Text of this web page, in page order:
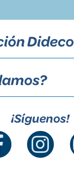
Dideco
¡Síguenos!